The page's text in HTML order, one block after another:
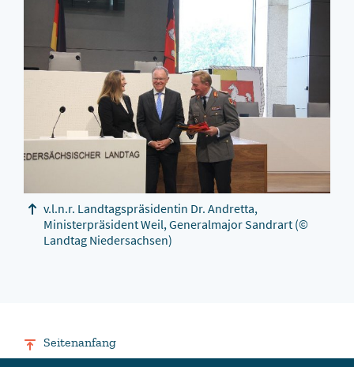
v.l.n.r. Landtagspräsidentin Dr. Andretta,
Ministerpräsident Weil, Generalmajor Sandrart (©
Landtag Niedersachsen)
Seitenanfang